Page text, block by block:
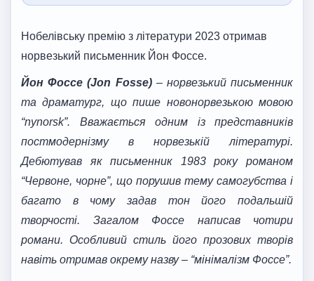
Нобелівську премію з літератури 2023 отримав
норвезький письменник Йон Фоссе.
Йон Фоссе (Jon Fosse)– норвезький письменник
та драматург, що пише новонорвезькою мовою
“nynorsk”. Вважається одним із представників
постмодернізму в норвезькій літературі.
Дебютував як письменник 1983 року романом
“Червоне, чорне”, що порушив тему самогубства і
багато в чому задав тон його подальшій
творчості. Загалом Фоссе написав чотири
романи. Особливий стиль його прозових творів
навіть отримав окрему назву – “мінімалізм Фоссе”.